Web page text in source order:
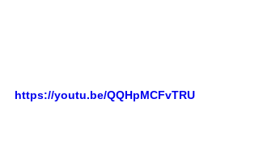
https://youtu.be/QQHpMCFvTRU